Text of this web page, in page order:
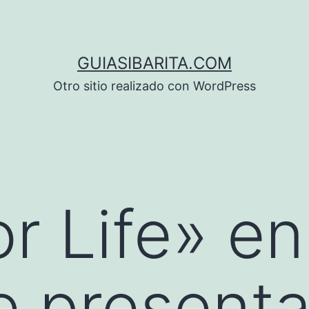
GUIASIBARITA.COM
Otro sitio realizado con WordPress
Life» en